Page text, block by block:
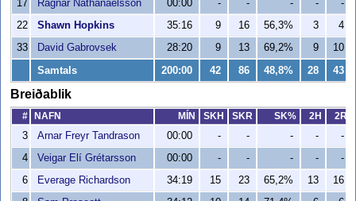
17 Ragnar Nathanaelsson 00:00 - - - -
-
22
Shawn Hopkins 35:16 9 16 56,3% 3
4
33
David Gabrovsek 28:20 9 13 69,2% 9 10
Samtals 200:00 42 86 48,8% 28 43
Breiðablik
# NAFN MÍN SKH SKR SK% 2H
2R
3
Arnar Freyr Tandrason 00:00 - - - -
-
4
Veigar Elí Grétarsson 00:00 - - - -
-
6
Everage Richardson 34:19 15 23 65,2% 13
16